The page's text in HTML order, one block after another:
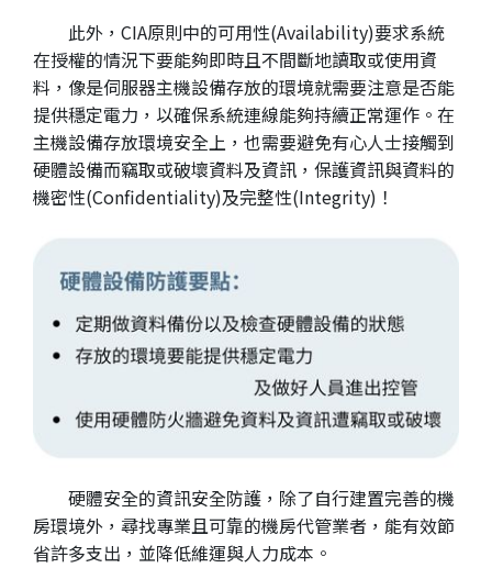
此外，CIA原則中的可用性(Availability)要求系統
在授權的情況下要能夠即時且不間斷地讀取或使用資
料，像是伺服器主機設備存放的環境就需要注意是否能
提供穩定電力，以確保系統連線能夠持續正常運作。在
主機設備存放環境安全上，也需要避免有心人士接觸到
硬體設備而竊取或破壞資料及資訊，保護資訊與資料的
機密性(Confidentiality)及完整性(Integrity)！
硬體安全的資訊安全防護，除了自行建置完善的機
房環境外，尋找專業且可靠的機房代管業者，能有效節
省許多支出，並降低維運與人力成本。